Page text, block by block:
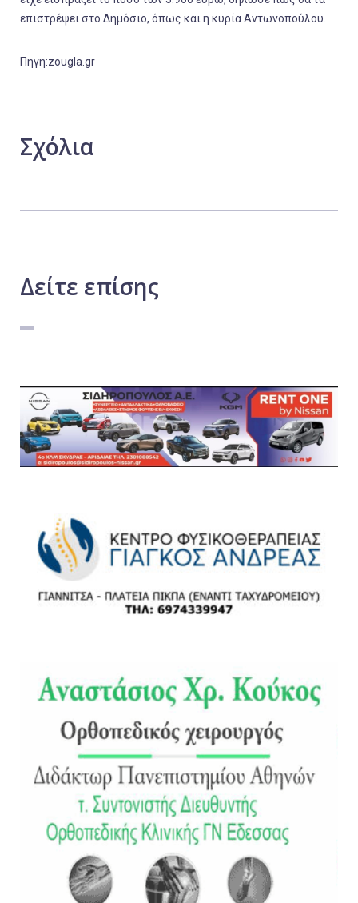
επιστρέψει στο Δημόσιο, όπως και η κυρία Αντωνοπούλου.
Πηγη:zougla.gr
Σχόλια
Δείτε επίσης